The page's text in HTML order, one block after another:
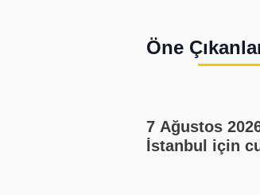
Öne
7 Ağustos
İstanbul için